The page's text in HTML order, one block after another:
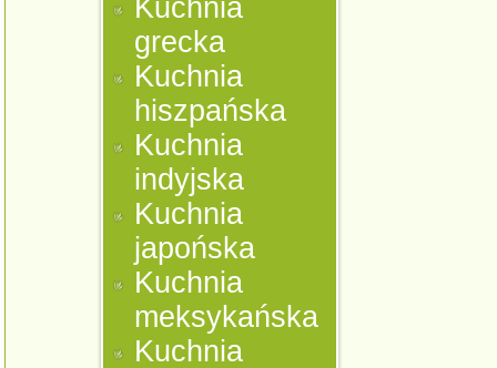
Kuchnia
grecka
Kuchnia
hiszpańska
Kuchnia
indyjska
Kuchnia
japońska
Kuchnia
meksykańska
Kuchnia